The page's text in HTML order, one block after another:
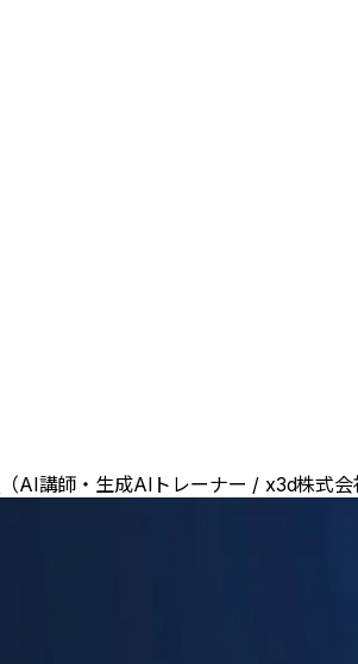
（AI講師・生成AIトレーナー / x3d株式会